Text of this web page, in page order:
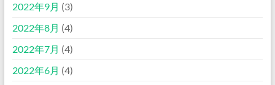
2022年9月 (3)
2022年8月 (4)
2022年7月 (4)
2022年6月 (4)